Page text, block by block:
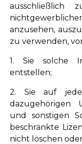
ausschließlich
anzusehen,
zu verwenden,
1. Sie solche
entstellen;
2. Sie auf
dazugehörigen
und sonstigen
beschränkte
nicht löschen